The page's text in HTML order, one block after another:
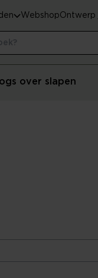
over slapen
WebshopOntwerp